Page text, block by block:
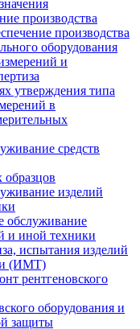
производства
производства
оборудования
и
утверждения типа
в
средств
образцов
изделий
обслуживание
и иной техники
испытания изделий
(ИМТ)
рентгеновского
оборудования и
защиты